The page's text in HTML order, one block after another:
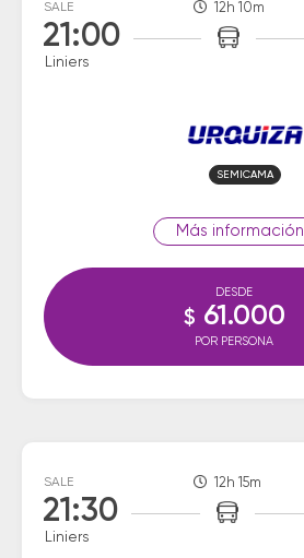
SALE
21:00
Liniers
12h 10m
SEMICAMA
información
DESDE
$ 61.000
POR PERSONA
SALE
21:30
Liniers
12h 15m